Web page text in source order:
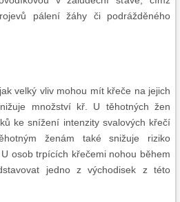
pálení žáhy či podrážděného
velký vliv mohou mít křeče na jejich
množství kř. U těhotných žen
ke snížení intenzity svalových křečí
ženám také snižuje riziko
osob trpících křečemi nohou během
jedno z východisek z této